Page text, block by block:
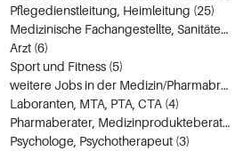
Pflegedienstleitung, Heimleitung (25)
Medizinische Fachangestellte, Sanitäter (15)
Arzt (6)
Sport und Fitness (5)
weitere Jobs in der Medizin/Pharmabranche (5)
Laboranten, MTA, PTA, CTA (4)
Pharmaberater, Medizinprodukteberater (3)
Psychologe, Psychotherapeut (3)